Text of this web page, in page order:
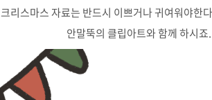
크리스마스 자료는 반드시 이쁘거나 귀여워야한
안말뚝의 클립아트와 함께 하시죠.